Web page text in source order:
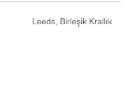
Leeds, Birleşik Krallık